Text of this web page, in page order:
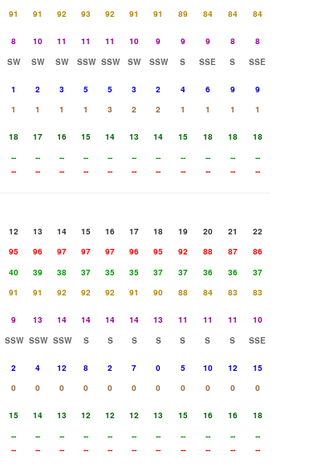
91 91 92 93 92 91 91 89 84 84
84
8 10 11 11 11 10 9 9 9 8
8
SW SW SW SSW SSW SW SSW S SSE S
SSE
1 2 3 5 5 3 2 4 6 9
9
1 1 1 1 3 2 2 1 1 1
1
18 17 16 15 14 13 14 15 18 18
18
-- -- -- -- -- -- -- -- -- --
--
-- -- -- -- -- -- -- -- -- -- --
12 13 14 15 16 17 18 19 20 21
22
95 96 97 97 97 96 95 92 88 87
86
40 39 38 37 35 35 37 37 36 36
37
91 91 92 92 92 91 90 88 84 83
83
9 13 14 14 14 14 13 11 11 11
10
SSW SSW SSW S S S S S S S
SSE
2 4 12 8 2 7 0 5 10 12
15
0 0 0 0 0 0 0 0 0 0
0
15 14 13 12 12 12 13 15 16 16
18
-- -- -- -- -- -- -- -- -- --
--
-- -- -- -- -- -- -- -- -- -- --